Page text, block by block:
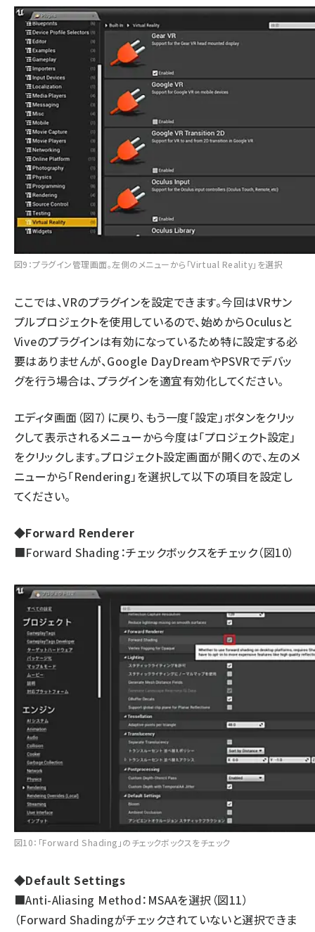
図9：プラグイン管理画面。左側のメニューから「Virtual Reality」を選択
ここでは、VRのプラグインを設定できます。今回はVRサン
プルプロジェクトを使用しているので、始めからOculusと
Viveのプラグインは有効になっているため特に設定する必
要はありませんが、Google DayDreamやPSVRでデバッ
グを行う場合は、プラグインを適宜有効化してください。
エディタ画面（図7）に戻り、もう一度「設定」ボタンをクリッ
クして表示されるメニューから今度は「プロジェクト設定」
をクリックします。プロジェクト設定画面が開くので、左のメ
ニューから「Rendering」を選択して以下の項目を設定し
てください。
◆Forward Renderer
■Forward Shading：チェックボックスをチェック（図10）
図10：「Forward Shading」のチェックボックスをチェック
◆Default Settings
■Anti-Aliasing Method：MSAAを選択（図11）
（Forward Shadingがチェックされていないと選択できま